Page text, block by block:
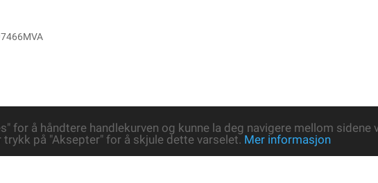
for å håndtere handlekurven og kunne la deg navigere mellom
på "Aksepter" for å skjule dette varselet. Mer informasjon